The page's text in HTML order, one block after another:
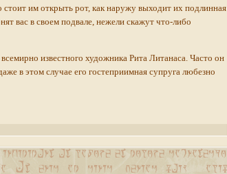
им открыть рот, как наружу выходит их подлинная
вас в своем подвале, нежели скажут что-либо
известного художника Рита Литанаса. Часто он
в этом случае его гостеприимная супруга любезно